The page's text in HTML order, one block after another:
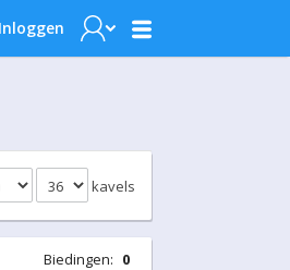
Inloggen
kavels
Biedingen: 0